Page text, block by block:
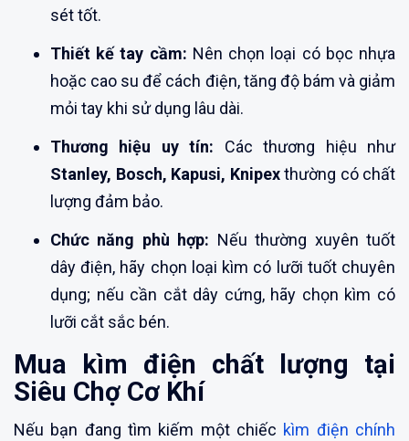
sét tốt.
Thiết kế tay cầm: Nên chọn loại có bọc nhựa
hoặc cao su để cách điện, tăng độ bám và giảm
mỏi tay khi sử dụng lâu dài.
Thương hiệu uy tín: Các thương hiệu như
Stanley, Bosch, Kapusi, Knipexthường có chất
lượng đảm bảo.
Chức năng phù hợp: Nếu thường xuyên tuốt
dây điện, hãy chọn loại kìm có lưỡi tuốt chuyên
dụng; nếu cần cắt dây cứng, hãy chọn kìm có
lưỡi cắt sắc bén.
Mua kìm điện chất lượng tại
Siêu Chợ Cơ Khí
Nếu bạn đang tìm kiếm một chiếc kìm điện chính